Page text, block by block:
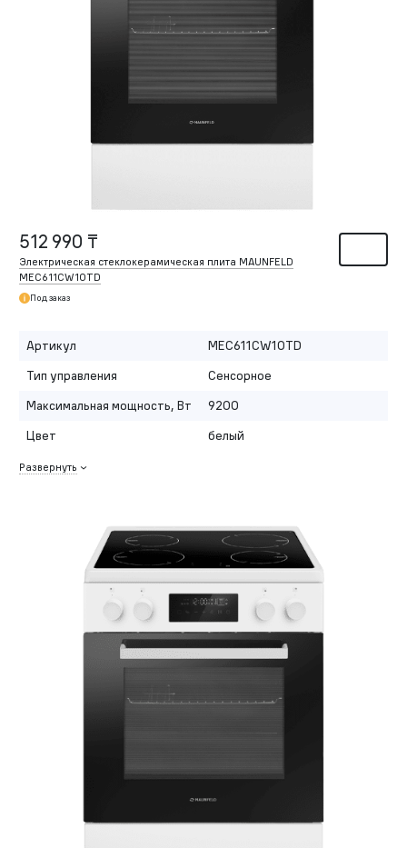
512 990 ₸
Электрическая стеклокерамическая плита MAUNFELD
MEC611CW10TD
Под заказ
Артикул
MEC611CW10TD
Тип управления
Сенсорное
Максимальная мощность, Вт
9200
Цвет
белый
Развернуть